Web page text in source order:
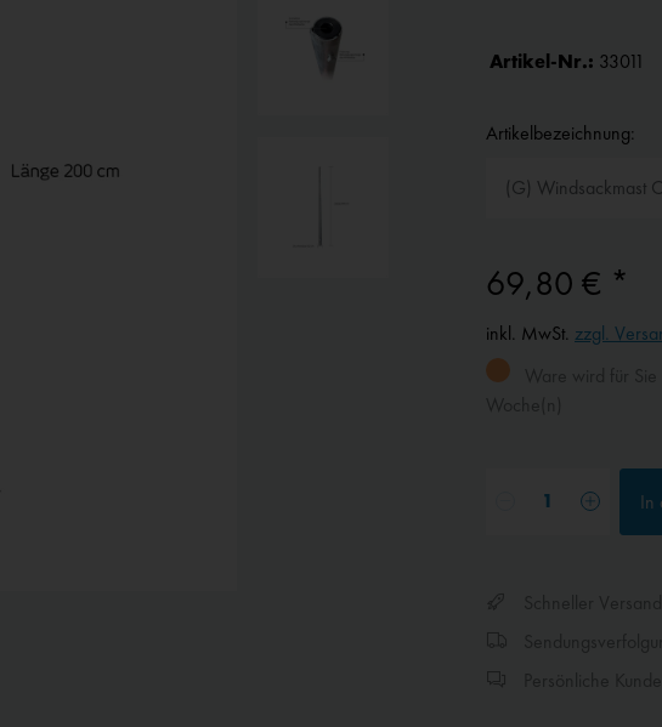
Artikel-Nr.: 33011
Artikelbezeichnung:
69,80 € *
inkl. MwSt. zzgl.
In